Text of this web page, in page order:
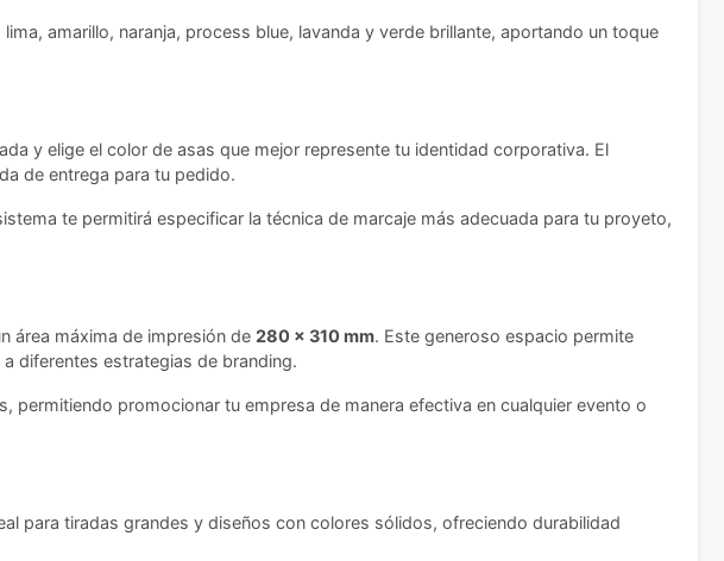
amarillo, naranja, process blue, lavanda y verde brillante, aportando un toque
y elige el color de asas que mejor represente tu identidad corporativa. El
de entrega para tu pedido.
te permitirá especificar la técnica de marcaje más adecuada para tu proyeto,
área máxima de impresión de 280 x 310 mm. Este generoso espacio permite
diferentes estrategias de branding.
promocionar tu empresa de manera efectiva en cualquier evento o
para tiradas grandes y diseños con colores sólidos, ofreciendo durabilidad